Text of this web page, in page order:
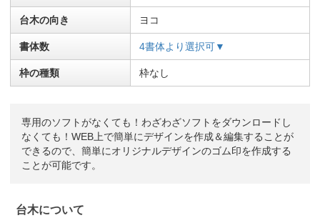
台木の向き ヨコ
書体数 4書体より選択可▼
枠の種類 枠なし
専用のソフトがなくても！わざわざソフトをダウンロードし
なくても！WEB上で簡単にデザインを作成＆編集することが
できるので、簡単にオリジナルデザインのゴム印を作成する
ことが可能です。
台木について